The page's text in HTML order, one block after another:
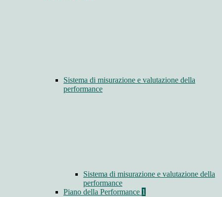
Sistema di misurazione e valutazione della
performance
Sistema di misurazione e valutazione della
performance
Piano della Performance 1